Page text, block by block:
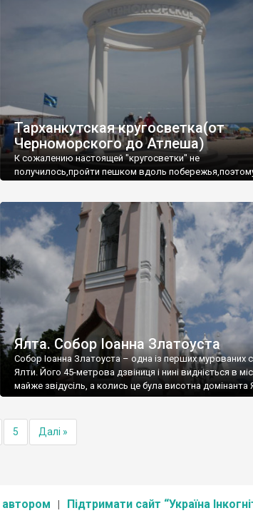
Тарханкутская кругосветка(от
Черноморского до Атлеша)
К сожалению настоящей "кругосветки" не
получилось,пройти пешком вдоль
Ялта. Собор Іоанна Златоуста
Собор Іоанна Златоуста – одна із перших мурованих
Ялти. Його 45-метрова дзвіниця і нині видніється в
майже звідусіль, а колись це була висотна домінанта
5 Далі »
автором Підтримати сайт “Україна